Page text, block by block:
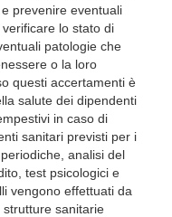
prevenire eventuali
lo stato di
patologie che
o la loro
questi accertamenti è
salute dei dipendenti
in caso di
sanitari previsti per i
analisi del
test psicologici e
vengono effettuati da
sanitarie